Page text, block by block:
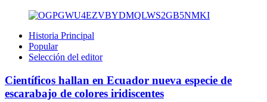
Historia Principal
Popular
Selección del editor
Científicos hallan en Ecuador nueva especie de
escarabajo de colores iridiscentes